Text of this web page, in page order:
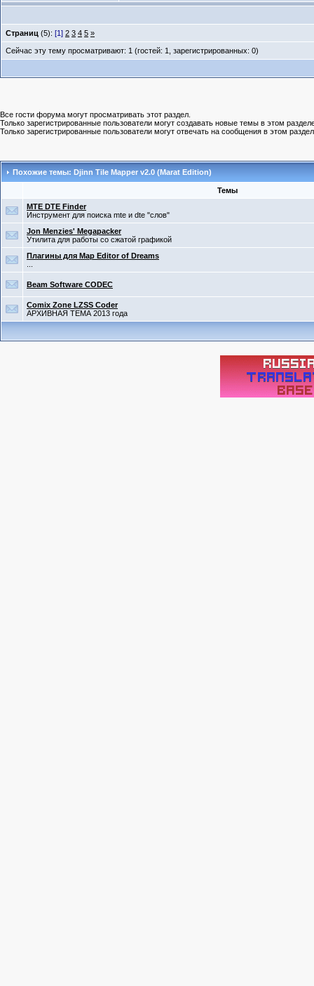
Страниц (5): [1] 2 3 4 5 »
Сейчас эту тему просматривают: 1 (гостей: 1, зарегистрированных: 0)
Все гости форума могут просматривать этот раздел.
Только зарегистрированные пользователи могут создавать новые темы в этом
Только зарегистрированные пользователи могут отвечать на сообщения в этом
Похожие темы: Djinn Tile Mapper v2.0 (Marat Edition)
Темы
MTE DTE Finder
Инструмент для поиска mte и dte "слов"
Jon Menzies' Megapacker
Утилита для работы со сжатой графикой
Плагины для Map Editor of Dreams
Beam Software CODEC
Comix Zone LZSS Coder
АРХИВНАЯ ТЕМА 2013 года